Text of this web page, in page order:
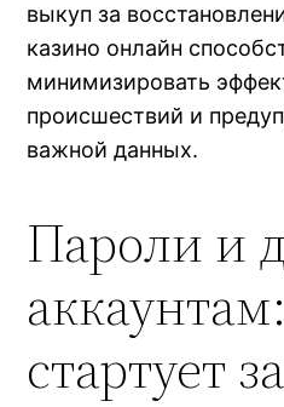
выкуп за
казино онлайн
минимизировать
происшествий и
важной данных.
Пароли и
стартует